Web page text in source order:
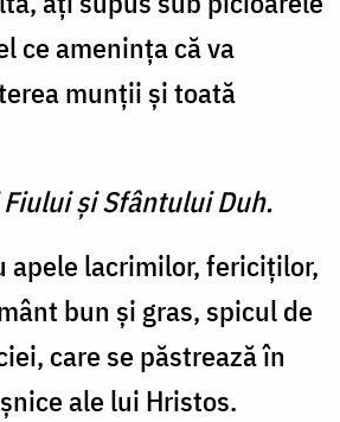
ce ameninţa că va
munţii şi toată
şi Sfântului Duh.
apele lacrimilor, fericiţilor,
bun şi gras, spicul de
care se păstrează în
ale lui Hristos.